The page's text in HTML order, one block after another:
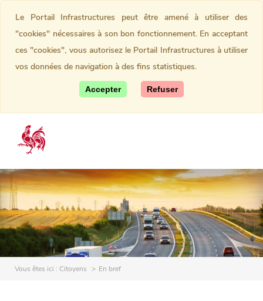
Vous êtes ici : Citoyens En bref
Le Portail Infrastructures peut être amené à utiliser des
"cookies" nécessaires à son bon fonctionnement. En acceptant
ces "cookies", vous autorisez le Portail Infrastructures à utiliser
vos données de navigation à des fins statistiques.
Accepter Refuser